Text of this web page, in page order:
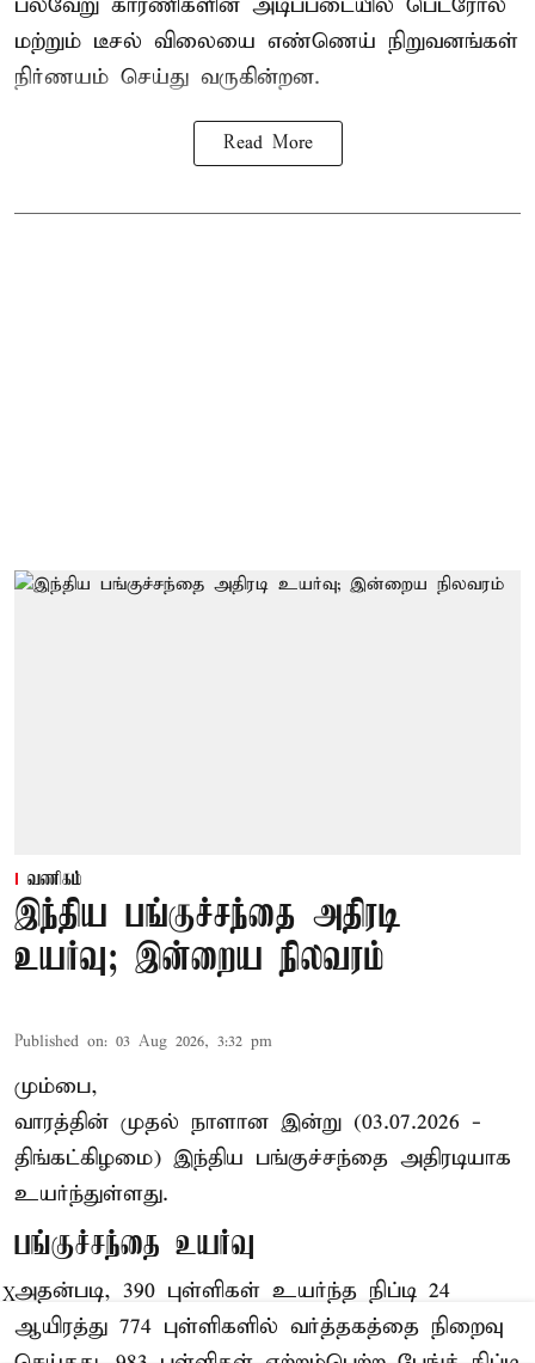
மற்றும் டீசல் விலையை எண்ணெய் நிறுவனங்கள்
நிர்ணயம் செய்து வருகின்றன.
Read More
வணிகம்
இந்திய பங்குச்சந்தை அதிரடி
உயர்வு; இன்றைய நிலவரம்
Published on: 03 Aug 2026, 3:32 pm
மும்பை,
வாரத்தின் முதல் நாளான இன்று (03.07.2026 -
திங்கட்கிழமை) இந்திய பங்குச்சந்தை அதிரடியாக
உயர்ந்துள்ளது.
பங்குச்சந்தை உயர்வு
அதன்படி, 390 புள்ளிகள் உயர்ந்த நிப்டி 24
ஆயிரத்து 774 புள்ளிகளில் வர்த்தகத்தை நிறைவு
X